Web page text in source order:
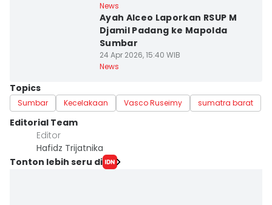
News
Ayah Alceo Laporkan RSUP M
Djamil Padang ke Mapolda
Sumbar
24 Apr 2026, 15:40 WIB
News
Topics
Sumbar Kecelakaan Vasco Ruseimy sumatra barat
Editorial Team
Editor
Hafidz Trijatnika
Tonton lebih seru di